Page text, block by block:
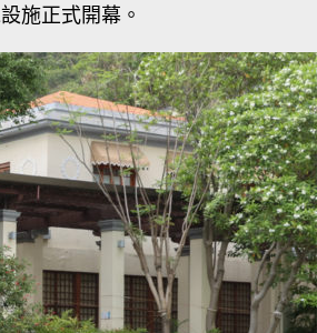
施正式開幕。